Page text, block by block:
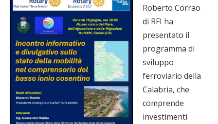
Roberto Corrao
di RFI ha
presentato il
programma di
sviluppo
ferroviario della
Calabria, che
comprende
investimenti